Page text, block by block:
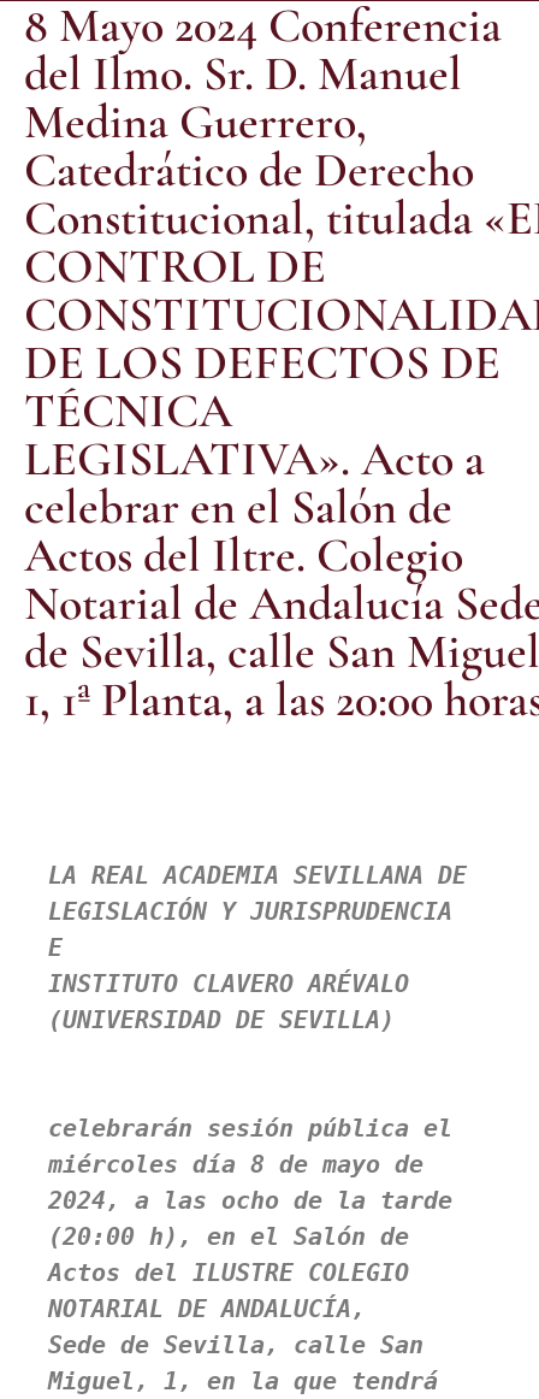
8 Mayo 2024 Conferencia
del Ilmo. Sr. D. Manuel
Medina Guerrero,
Catedrático de Derecho
Constitucional, titulada
CONTROL DE
DE LOS DEFECTOS DE
TÉCNICA
LEGISLATIVA». Acto a
celebrar en el Salón de
Actos del Iltre. Colegio
Notarial de Andalucía
de Sevilla, calle San
1, 1ª Planta, a las 20:00
LA REAL ACADEMIA SEVILLANA DE
LEGISLACIÓN Y JURISPRUDENCIA
E
INSTITUTO CLAVERO ARÉVALO
(UNIVERSIDAD DE SEVILLA)
celebrarán sesión pública el
miércoles día 8 de mayo de
2024, a las ocho de la tarde
(20:00 h), en el Salón de
Actos del ILUSTRE COLEGIO
NOTARIAL DE ANDALUCÍA,
Sede de Sevilla, calle San
Miguel, 1, en la que tendrá